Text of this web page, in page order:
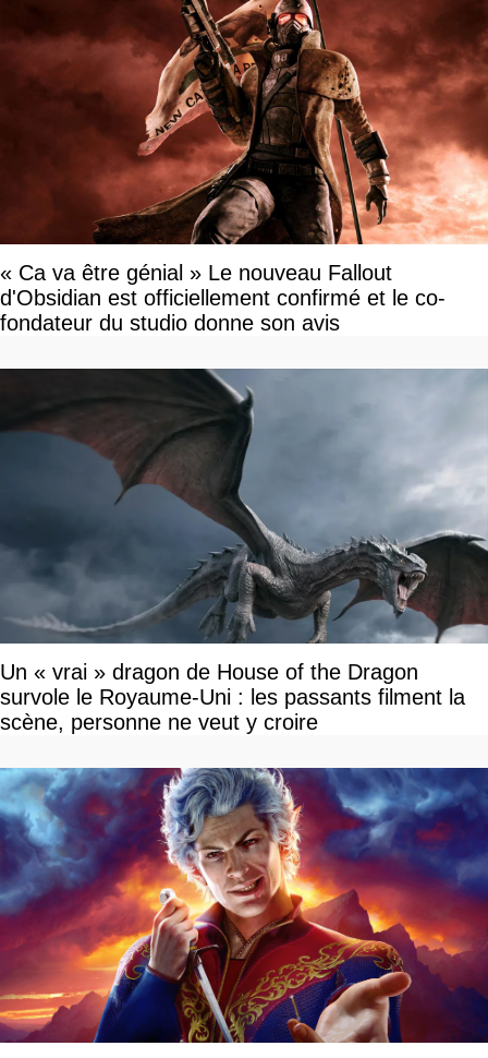
« Ca va être génial » Le nouveau Fallout
d'Obsidian est officiellement confirmé et le co-
fondateur du studio donne son avis
Un « vrai » dragon de House of the Dragon
survole le Royaume-Uni : les passants filment la
scène, personne ne veut y croire